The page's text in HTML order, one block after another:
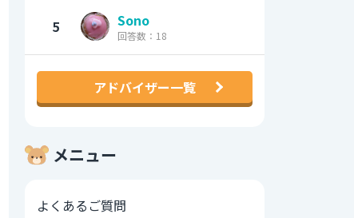
5 Sono
回答数：18
アドバイザー一覧
メニュー
よくあるご質問